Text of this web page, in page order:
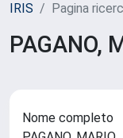
IRIS Pagina
PAGANO,
Nome completo